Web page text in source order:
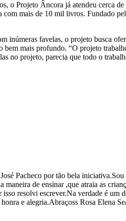
o Projeto Âncora já atendeu cerca
mais de 10 mil livros. Fundado
inúmeras favelas, o projeto busca
mais profundo. “O projeto
no projeto, parecia que todo o
Pacheco por tão bela
de ensinar ,que atraia as
resolvi escrever.Na verdade é
e alegria.Abraçoss Rosa Elena